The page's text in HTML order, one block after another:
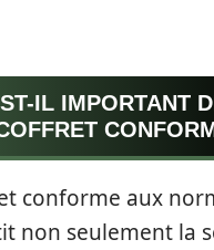
IL IMPORTANT
conforme aux
non seulement la